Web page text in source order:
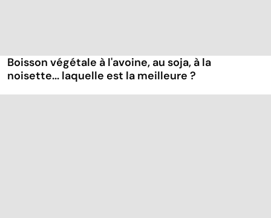
Boisson végétale à l'avoine, au soja, à la
noisette... laquelle est la meilleure ?